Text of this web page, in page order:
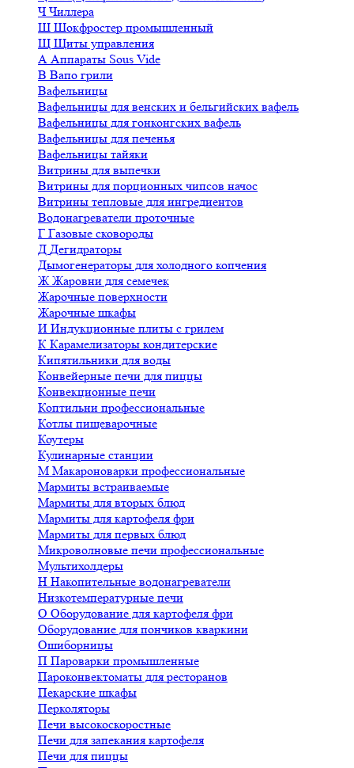
ЧЧиллера
Ш Шокфростер промышленный
Щ Щиты управления
А Аппараты Sous Vide
В Вапо грили
Вафельницы
Вафельницы для венских и бельгийских вафель
Вафельницы для гонконгских вафель
Вафельницы для печенья
Вафельницы тайяки
Витрины для выпечки
Витрины для порционных чипсов начос
Витрины тепловые для ингредиентов
Водонагреватели проточные
Г Газовые сковороды
Д Дегидраторы
Дымогенераторы для холодного копчения
ЖЖаровни для семечек
Жарочные поверхности
Жарочные шкафы
И Индукционные плиты с грилем
К Карамелизаторы кондитерские
Кипятильники для воды
Конвейерные печи для пиццы
Конвекционные печи
Коптильни профессиональные
Котлы пищеварочные
Коутеры
Кулинарные станции
М Макароноварки профессиональные
Мармиты встраиваемые
Мармиты для вторых блюд
Мармиты для картофеля фри
Мармиты для первых блюд
Микроволновые печи профессиональные
Мультихолдеры
Н Накопительные водонагреватели
Низкотемпературные печи
О Оборудование для картофеля фри
Оборудование для пончиков кваркини
Ошиборницы
П Пароварки промышленные
Пароконвектоматы для ресторанов
Пекарские шкафы
Перколяторы
Печи высокоскоростные
Печи для запекания картофеля
Печи для пиццы